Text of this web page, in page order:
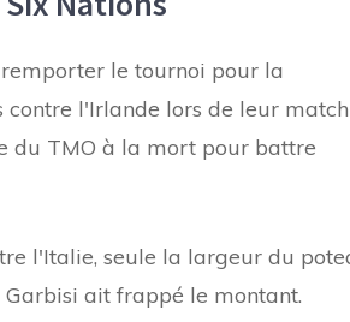
le tournoi pour la
contre l'Irlande lors de leur match
du TMO à la mort pour battre
l'Italie, seule la largeur du
ait frappé le montant.